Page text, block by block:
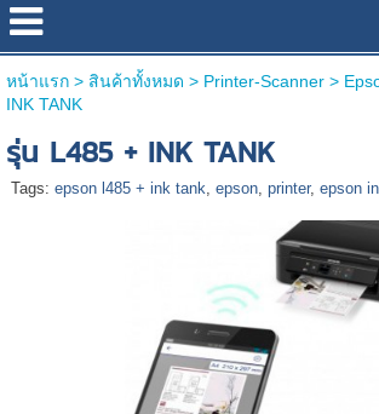
หน้าแรก> สินค้าทั้งหมด > Printer-Scanner>
INK TANK
รุ่น L485 + INK TANK
Tags: epson l485 + ink tank, epson, printer, epson